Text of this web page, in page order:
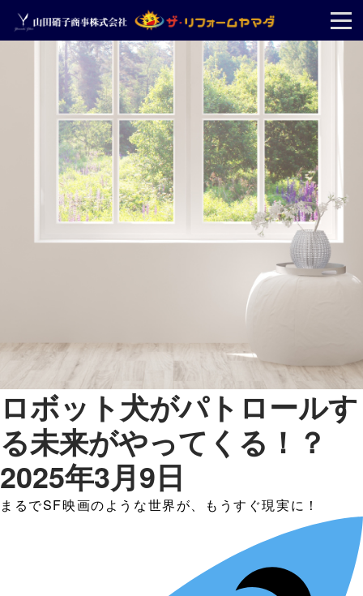
ロボット犬がパトロールす
る未来がやってくる！？
2025年3月9日
まるでSF映画のような世界が、もうすぐ現実に！